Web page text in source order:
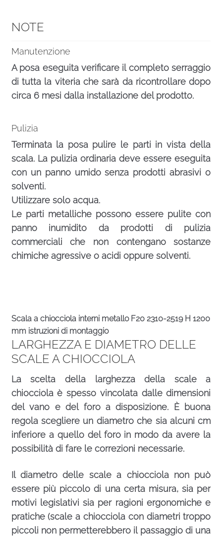
NOTE
Manutenzione
A posa eseguita verificare il completo serraggio
di tutta la viteria che sarà da ricontrollare dopo
circa 6 mesi dalla installazione del prodotto.
Pulizia
Terminata la posa pulire le parti in vista della
scala. La pulizia ordinaria deve essere eseguita
con un panno umido senza prodotti abrasivi o
solventi.
Utilizzare solo acqua.
Le parti metalliche possono essere pulite con
panno inumidito da prodotti di pulizia
commerciali che non contengano sostanze
chimiche agressive o acidi oppure solventi.
Scala a chiocciola interni metallo F20 2310-2519 H 1200
mm istruzioni di montaggio
LARGHEZZA E DIAMETRO DELLE
SCALE A CHIOCCIOLA
La scelta della larghezza della scale a
chiocciola è spesso vincolata dalle dimensioni
del vano e del foro a disposizione. È buona
regola scegliere un diametro che sia alcuni cm
inferiore a quello del foro in modo da avere la
possibilità di fare le correzioni necessarie.
Il diametro delle scale a chiocciola non può
essere più piccolo di una certa misura, sia per
motivi legislativi sia per ragioni ergonomiche e
pratiche (scale a chiocciola con diametri troppo
piccoli non permetterebbero il passaggio di una